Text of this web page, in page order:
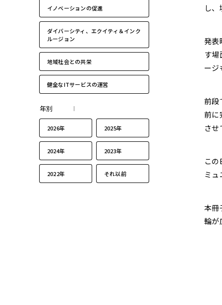
イノベーションの促進
ダイバーシティ、エクイティ＆インク
ルージョン
地域社会との共栄
健全なITサービスの運営
年別
2026年 2025年
2024年 2023年
2022年 それ以前
し
発表
す
ージ
前段
前に
さ
こ
ミ
本冊
輪が